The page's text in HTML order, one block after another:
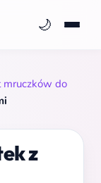
🌙
do
z